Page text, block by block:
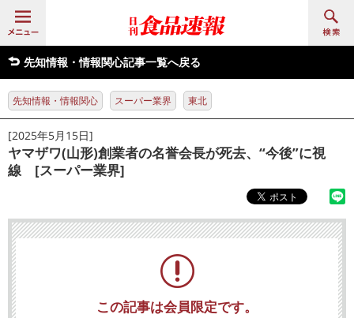
先知情報・情報関心記事一覧へ戻る
先知情報・情報関心 スーパー業界 東北
[2025年5月15日]
ヤマザワ(山形)創業者の名誉会長が死去、“今後”に視
線 [スーパー業界]
この記事は会員限定です。